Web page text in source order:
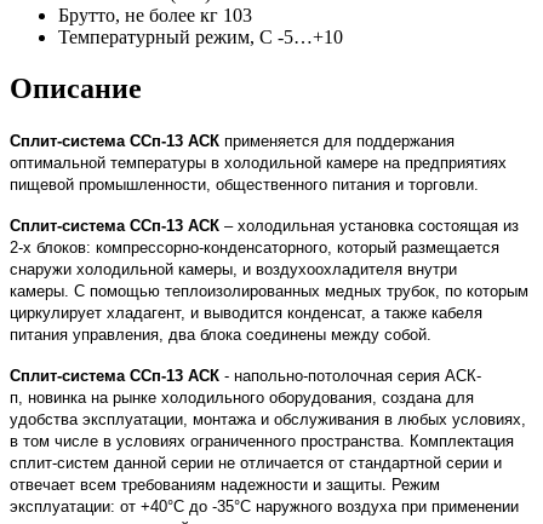
Брутто, не более кг 103
Температурный режим, С -5…+10
Описание
Сплит-система ССп-13 АСК применяется для поддержания
оптимальной температуры в холодильной камере на предприятиях
пищевой промышленности, общественного питания и торговли.
Сплит-система ССп-13 АСК – холодильная установка состоящая из
2-х блоков: компрессорно-конденсаторного, который размещается
снаружи холодильной камеры, и воздухоохладителя внутри
камеры. С помощью теплоизолированных медных трубок, по которым
циркулирует хладагент, и выводится конденсат, а также кабеля
питания управления, два блока соединены между собой.
Сплит-система ССп-13 АСК - напольно-потолочная серия АСК-
п, новинка на рынке холодильного оборудования, создана для
удобства эксплуатации, монтажа и обслуживания в любых условиях,
в том числе в условиях ограниченного пространства. Комплектация
сплит-систем данной серии не отличается от стандартной серии и
отвечает всем требованиям надежности и защиты. Режим
эксплуатации: от +40°С до -35°С наружного воздуха при применении